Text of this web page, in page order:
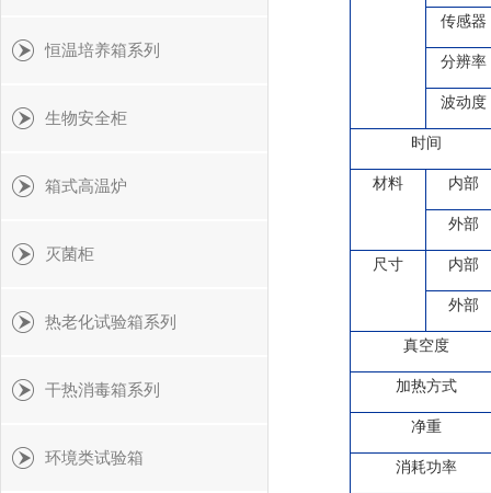
传感器
分辨率
波动度
时间
材料 内部
外部
尺寸 内部
外部
真空度
加热方式
净重
消耗功率
恒温培养箱系列
生物安全柜
箱式高温炉
灭菌柜
热老化试验箱系列
干热消毒箱系列
环境类试验箱